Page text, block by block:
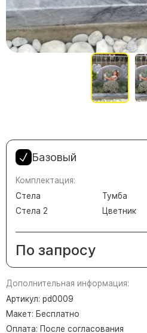
Европейские
Памятники
Семейные памятники (
Памятники в
Зеркальные
Памятники из белого
Кресты из
Памятники
Памятники из
Базовый
Комплектация:
Стела
Стела 2
Тумба
Цветник
По запросу
Дополнительная информация:
Артикул: pd0009
Макет: Бесплатно
Оплата: После согласования